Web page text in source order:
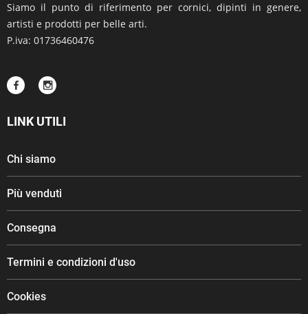
Siamo il punto di riferimento per cornici, dipinti in genere,
artisti e prodotti per belle arti.
P.iva: 01736460476
LINK UTILI
Chi siamo
Più venduti
Consegna
Termini e condizioni d'uso
Cookies